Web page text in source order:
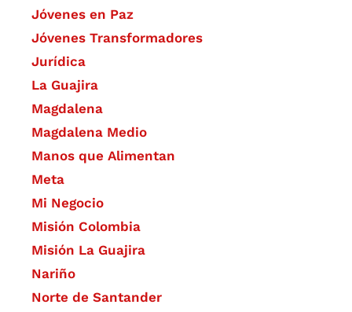
Jóvenes en Paz
Jóvenes Transformadores
Jurídica
La Guajira
Magdalena
Magdalena Medio
Manos que Alimentan
Meta
Mi Negocio
Misión Colombia
Misión La Guajira
Nariño
Norte de Santander